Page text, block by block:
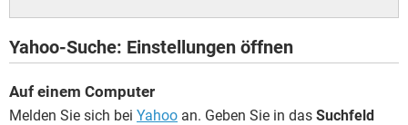
Yahoo-Suche: Einstellungen öffnen
Auf einem Computer
Melden Sie sich bei Yahoo an. Geben Sie in das Suchfeld